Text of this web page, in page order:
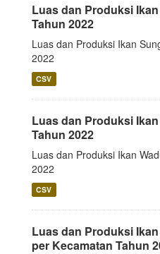
Luas dan Produksi
Tahun 2022
Luas dan Produksi Ikan
2022
CSV
Luas dan Produksi
Tahun 2022
Luas dan Produksi Ikan
2022
CSV
Luas dan Produksi
per Kecamatan Tahun